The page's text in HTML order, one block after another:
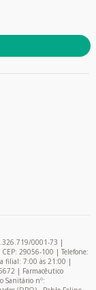
0001-73 |
29056-100 | Telefone:
filial: 7:00 às 21:00 |
| Farmacêutico
Sanitário nº: